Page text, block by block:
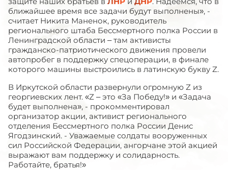
ближайшее время все задачи будут выполнены», -
считает Никита Маненок, руководитель
регионального штаба Бессмертного полка России в
Ленинградской области – там активисты
гражданско-патриотического движения провели
автопробег в поддержку спецоперации, в финале
которого машины выстроились в латинскую букву Z.
В Иркутской области развернули огромную Z из
георгиевских лент. «Z – это «За Победу!» и «Задача
будет выполнена», - прокомментировал
организатор акции, активист регионального
отделения Бессмертного полка России Денис
Ягодзинский. - Уважаемые солдаты вооруженных
сил Российской Федерации, ангорчане этой акцией
выражают вам поддержку и солидарность.
Работайте, братья!»